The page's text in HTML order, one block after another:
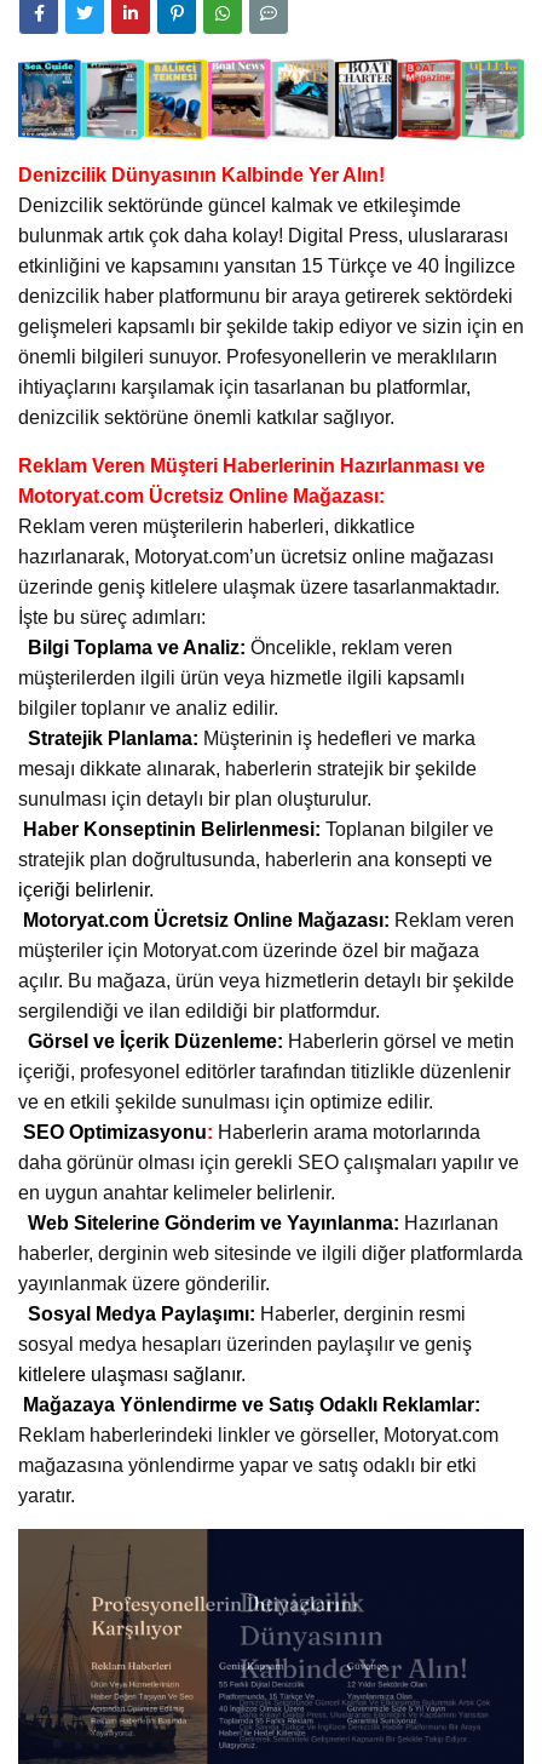
Denizcilik Dünyasının Kalbinde Yer Alın!
Denizcilik sektöründe güncel kalmak ve etkileşimde
bulunmak artık çok daha kolay! Digital Press, uluslararası
etkinliğini ve kapsamını yansıtan 15 Türkçe ve 40 İngilizce
denizcilik haber platformunu bir araya getirerek sektördeki
gelişmeleri kapsamlı bir şekilde takip ediyor ve sizin için en
önemli bilgileri sunuyor. Profesyonellerin ve meraklıların
ihtiyaçlarını karşılamak için tasarlanan bu platformlar,
denizcilik sektörüne önemli katkılar sağlıyor.
Reklam Veren Müşteri Haberlerinin Hazırlanması ve
Motoryat.com Ücretsiz Online Mağazası:
Reklam veren müşterilerin haberleri, dikkatlice
hazırlanarak, Motoryat.com’un ücretsiz online mağazası
üzerinde geniş kitlelere ulaşmak üzere tasarlanmaktadır.
İşte bu süreç adımları:
Bilgi Toplama ve Analiz: Öncelikle, reklam veren
müşterilerden ilgili ürün veya hizmetle ilgili kapsamlı
bilgiler toplanır ve analiz edilir.
Stratejik Planlama: Müşterinin iş hedefleri ve marka
mesajı dikkate alınarak, haberlerin stratejik bir şekilde
sunulması için detaylı bir plan oluşturulur.
Haber Konseptinin Belirlenmesi: Toplanan bilgiler ve
stratejik plan doğrultusunda, haberlerin ana konsepti ve
içeriği belirlenir.
Motoryat.com Ücretsiz Online Mağazası: Reklam veren
müşteriler için Motoryat.com üzerinde özel bir mağaza
açılır. Bu mağaza, ürün veya hizmetlerin detaylı bir şekilde
sergilendiği ve ilan edildiği bir platformdur.
Görsel ve İçerik Düzenleme: Haberlerin görsel ve metin
içeriği, profesyonel editörler tarafından titizlikle düzenlenir
ve en etkili şekilde sunulması için optimize edilir.
SEO Optimizasyonu: Haberlerin arama motorlarında
daha görünür olması için gerekli SEO çalışmaları yapılır ve
en uygun anahtar kelimeler belirlenir.
Web Sitelerine Gönderim ve Yayınlanma: Hazırlanan
haberler, derginin web sitesinde ve ilgili diğer platformlarda
yayınlanmak üzere gönderilir.
Sosyal Medya Paylaşımı: Haberler, derginin resmi
sosyal medya hesapları üzerinden paylaşılır ve geniş
kitlelere ulaşması sağlanır.
Mağazaya Yönlendirme ve Satış Odaklı Reklamlar:
Reklam haberlerindeki linkler ve görseller, Motoryat.com
mağazasına yönlendirme yapar ve satış odaklı bir etki
yaratır.